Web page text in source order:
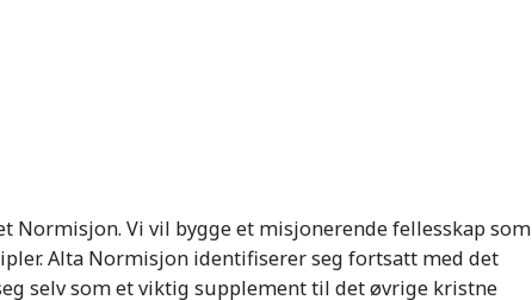
Normisjon. Vi vil bygge et misjonerende fellesskap som
Alta Normisjon identifiserer seg fortsatt med det
selv som et viktig supplement til det øvrige kristne